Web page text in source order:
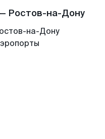
Ростов-на-Дону
на-Дону